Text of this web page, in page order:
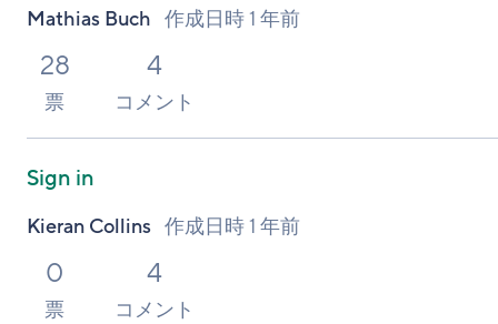
Mathias Buch 作成日時1 年前
28
票
4
コメント
Sign in
Kieran Collins 作成日時1 年前
0
票
4
コメント